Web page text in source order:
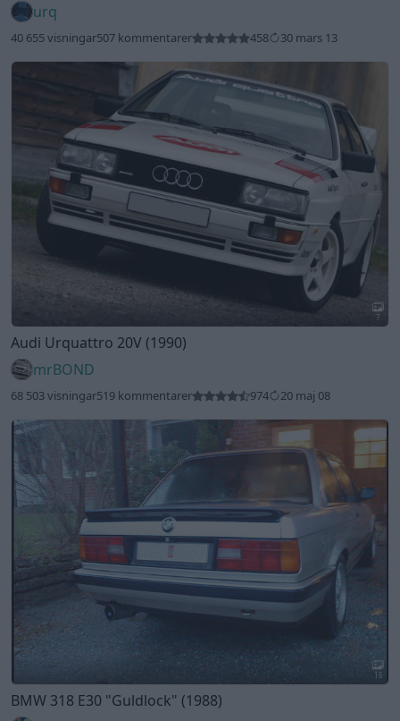
urq
40 655 visningar507 kommentarer 458 30 mars 13
7
Audi Urquattro 20V (1990)
mrBOND
68 503 visningar519 kommentarer 974 20 maj 08
15
BMW 318 E30 "Guldlock" (1988)